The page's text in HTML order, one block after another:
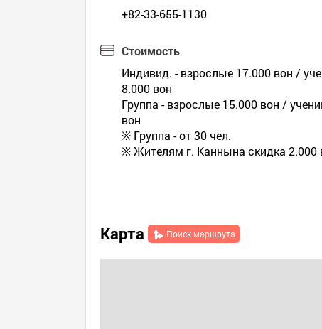
+82-33-655-1130
Стоимость
Индивид. - взрослые 17.000 вон /
8.000 вон
Группа - взрослые 15.000 вон /
вон
※ Группа - от 30 чел.
※ Жителям г. Каннына скидка 2.000
Карта Поиск маршрута